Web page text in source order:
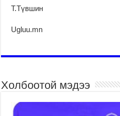
Т.Түвшин
Ugluu.mn
Холбоотой мэдээ